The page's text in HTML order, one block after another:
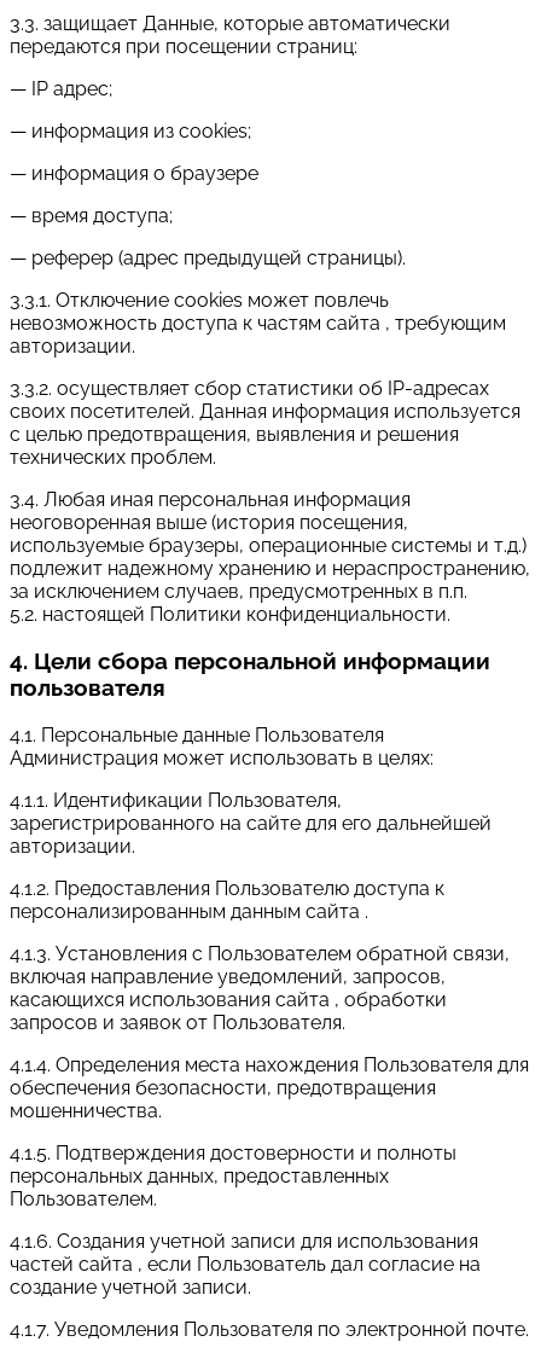
3.3. защищает Данные, которые автоматически
передаются при посещении страниц:
— IP адрес;
— информация из cookies;
— информация о браузере
— время доступа;
— реферер (адрес предыдущей страницы).
3.3.1. Отключение cookies может повлечь
невозможность доступа к частям сайта , требующим
авторизации.
3.3.2. осуществляет сбор статистики об IP-адресах
своих посетителей. Данная информация используется
с целью предотвращения, выявления и решения
технических проблем.
3.4. Любая иная персональная информация
неоговоренная выше (история посещения,
используемые браузеры, операционные системы и т.д.)
подлежит надежному хранению и нераспространению,
за исключением случаев, предусмотренных в п.п.
5.2. настоящей Политики конфиденциальности.
4. Цели сбора персональной информации
пользователя
4.1. Персональные данные Пользователя
Администрация может использовать в целях:
4.1.1. Идентификации Пользователя,
зарегистрированного на сайте для его дальнейшей
авторизации.
4.1.2. Предоставления Пользователю доступа к
персонализированным данным сайта .
4.1.3. Установления с Пользователем обратной связи,
включая направление уведомлений, запросов,
касающихся использования сайта , обработки
запросов и заявок от Пользователя.
4.1.4. Определения места нахождения Пользователя для
обеспечения безопасности, предотвращения
мошенничества.
4.1.5. Подтверждения достоверности и полноты
персональных данных, предоставленных
Пользователем.
4.1.6. Создания учетной записи для использования
частей сайта , если Пользователь дал согласие на
создание учетной записи.
4.1.7. Уведомления Пользователя по электронной почте.